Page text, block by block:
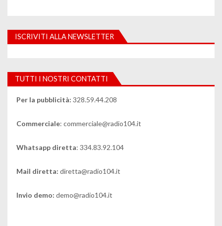
ISCRIVITI ALLA NEWSLETTER
TUTTI I NOSTRI CONTATTI
Per la pubblicità: 328.59.44.208
Commerciale: commerciale@radio104.it
Whatsapp diretta: 334.83.92.104
Mail diretta: diretta@radio104.it
Invio demo: demo@radio104.it